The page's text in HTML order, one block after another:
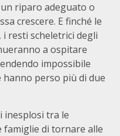
riparo adeguato o
crescere. E finché le
resti scheletrici degli
a ospitare
impossibile
hanno perso più di due
inesplosi tra le
famiglie di tornare alle